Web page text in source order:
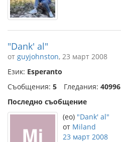
"Dank' al"
от guyjohnston, 23 март 2008
Език: Esperanto
Съобщения: 5 Гледания: 40996
Последно съобщение
(eo) "Dank' al"
от Miland
23 март 2008